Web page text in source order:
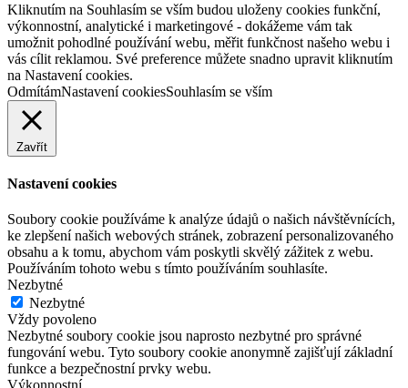
Kliknutím na Souhlasím se vším budou uloženy cookies funkční,
výkonnostní, analytické i marketingové - dokážeme vám tak
umožnit pohodlné používání webu, měřit funkčnost našeho webu i
vás cílit reklamou. Své preference můžete snadno upravit kliknutím
na Nastavení cookies.
OdmítámNastavení cookiesSouhlasím se vším
Zavřít
Nastavení cookies
Soubory cookie používáme k analýze údajů o našich návštěvnících,
ke zlepšení našich webových stránek, zobrazení personalizovaného
obsahu a k tomu, abychom vám poskytli skvělý zážitek z webu.
Používáním tohoto webu s tímto používáním souhlasíte.
Nezbytné
Nezbytné
Vždy povoleno
Nezbytné soubory cookie jsou naprosto nezbytné pro správné
fungování webu. Tyto soubory cookie anonymně zajišťují základní
funkce a bezpečnostní prvky webu.